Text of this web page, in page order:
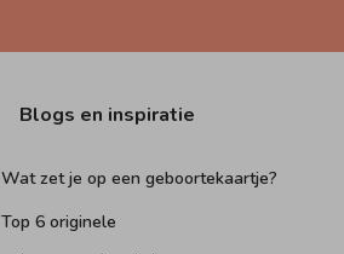
Blogs en inspiratie
Wat zet je op een geboortekaartje?
Top 6 originele